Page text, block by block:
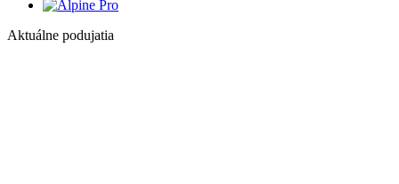
Aktuálne podujatia